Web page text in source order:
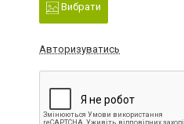
Вибрати
Авторизуватись